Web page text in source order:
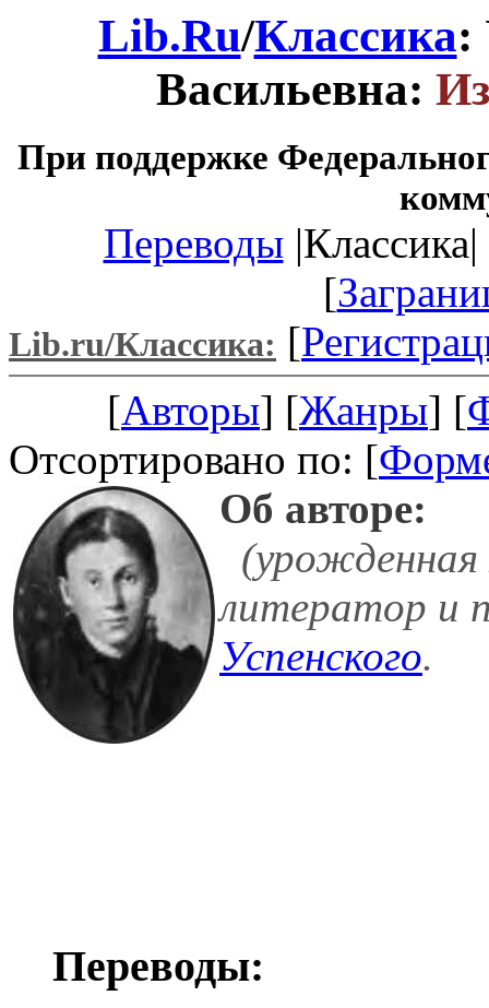
Lib.Ru/Классика:
Васильевна:
При поддержке
Переводы
[
Lib.ru/Классика: [
[Авторы] [Жанры] [
Отсортировано по: [
Об авторе:
(урожденная
литератор и
Успенского.
Переводы: